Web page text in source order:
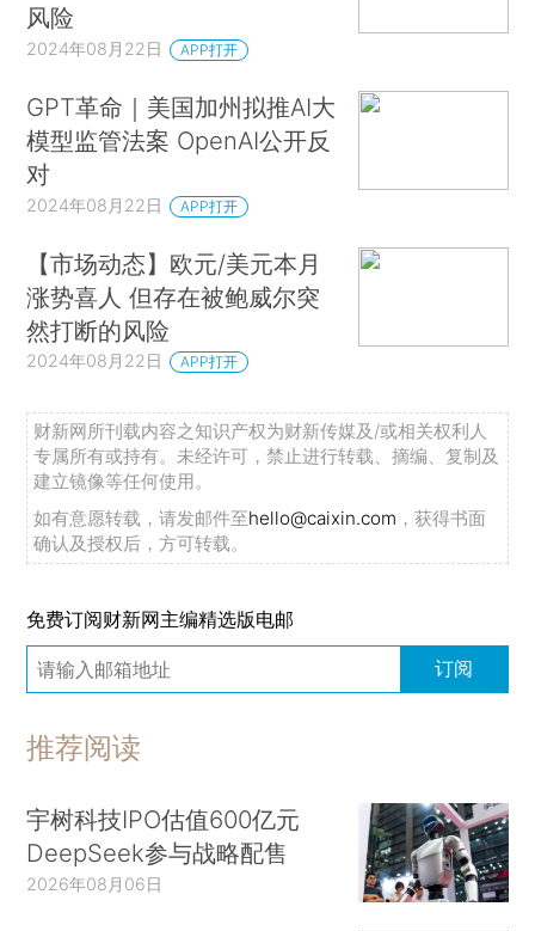
风险
2024年08月22日 APP打开
GPT革命｜美国加州拟推AI大
模型监管法案 OpenAI公开反
对
2024年08月22日 APP打开
【市场动态】欧元/美元本月
涨势喜人 但存在被鲍威尔突
然打断的风险
2024年08月22日 APP打开
财新网所刊载内容之知识产权为财新传媒及/或相关权利人
专属所有或持有。未经许可，禁止进行转载、摘编、复制及
建立镜像等任何使用。
如有意愿转载，请发邮件至hello@caixin.com ，获得书面
确认及授权后，方可转载。
免费订阅财新网主编精选版电邮
订阅
推荐阅读
宇树科技IPO估值600亿元
DeepSeek参与战略配售
2026年08月06日